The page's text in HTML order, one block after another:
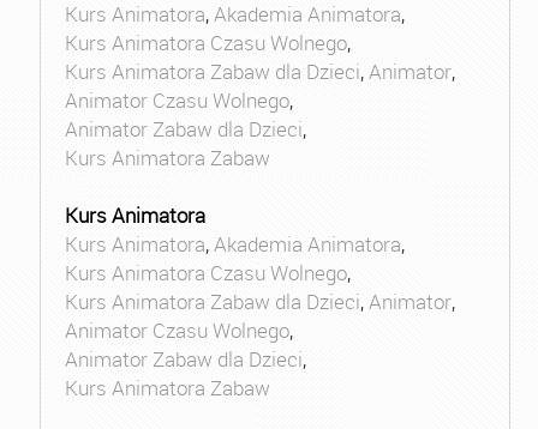
Kurs Animatora,Akademia Animatora,
Kurs Animatora Czasu Wolnego,
Kurs Animatora Zabaw dla Dzieci,Animator,
Animator Czasu Wolnego,
Animator Zabaw dla Dzieci,
Kurs Animatora Zabaw
Kurs Animatora
Kurs Animatora,Akademia Animatora,
Kurs Animatora Czasu Wolnego,
Kurs Animatora Zabaw dla Dzieci,Animator,
Animator Czasu Wolnego,
Animator Zabaw dla Dzieci,
Kurs Animatora Zabaw